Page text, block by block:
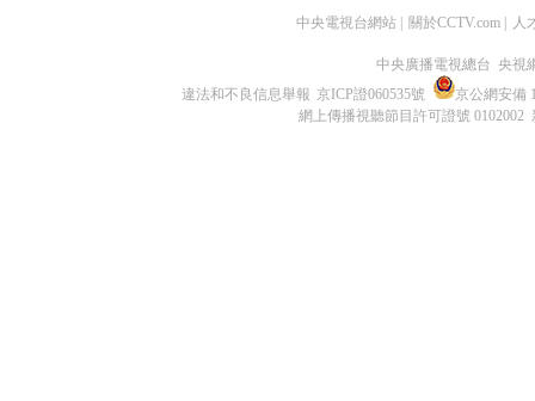
中央電視台網站 關於CCTV.com 人
中央廣播電視總台 央視
違法和不良信息舉報 京ICP證060535號
京公網安備
網上傳播視聽節目許可證號 0102002